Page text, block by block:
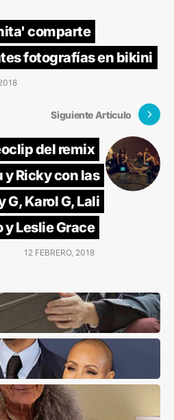
comparte
fotografías en bikini
Siguiente Artículo
del remix
Ricky con las
G, Karol G, Lali
y Leslie Grace
12 FEBRERO, 2018